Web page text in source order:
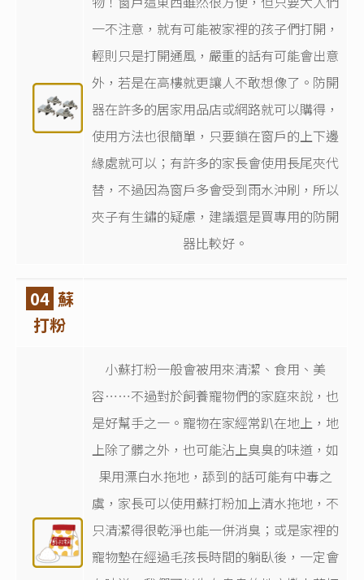
一不注意，就有可能被家裡的孩子們打開，
輕則只是打開通風，嚴重的話有可能會出意
外，若是在高樓就更讓人不敢想像了。防開
器在許多的居家用品店或網路就可以購得，
使用方法也很簡單，只要鎖在窗戶的上下邊
緣處就可以；有許多的家長會使用長尾夾代
替，不過因為窗戶多會受到雨水沖刷，所以
夾子有生鏽的疑慮，建議還是買專用的防開
器比較好。
04 蘇
打粉
小蘇打粉一般會被用來清潔、食用、美
容⋯⋯不過對於飼養寵物們的家庭來說，也
是好幫手之一。寵物在家經常趴在地上，地
上除了髒之外，也可能沾上臭臭的味道，如
果用漂白水拖地，舔到的話可能有中毒之
虞，家長可以使用蘇打粉加上清水拖地，不
只清潔得很乾淨也能一併消臭；或是家裡的
寵物墊在經過毛孩長時間的躺臥後，一定會